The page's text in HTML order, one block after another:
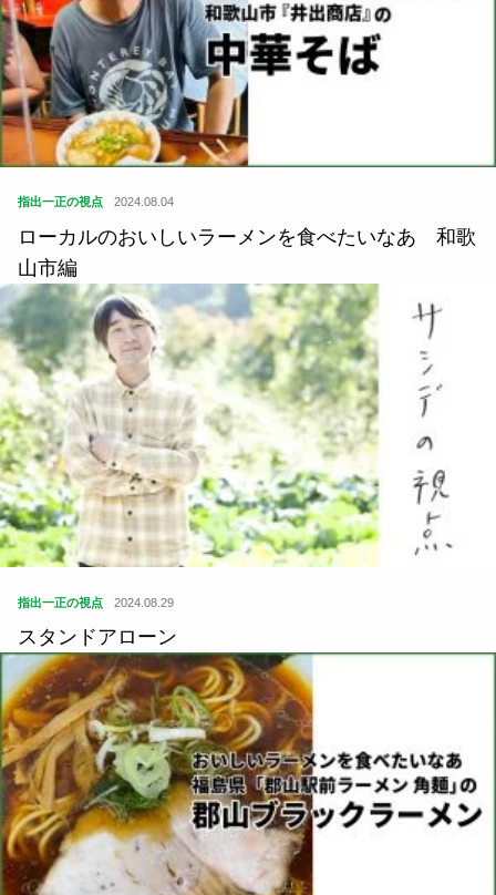
指出一正の視点 2024.08.04
ローカルのおいしいラーメンを食べたいなあ 和歌
山市編
指出一正の視点 2024.08.29
スタンドアローン